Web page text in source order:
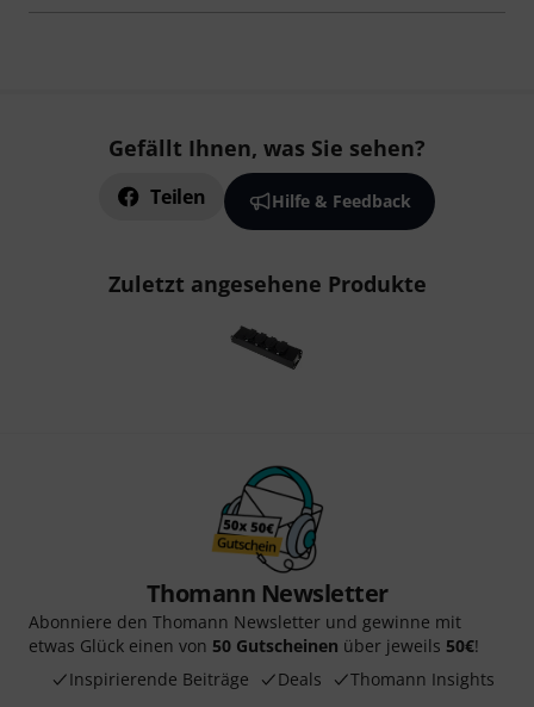
Gefällt Ihnen, was Sie sehen?
Teilen Hilfe & Feedback
Zuletzt angesehene Produkte
Thomann Newsletter
Abonniere den Thomann Newsletter und gewinne mit
etwas Glück einen von 50 Gutscheinen über jeweils 50€!
Inspirierende Beiträge
Deals Thomann Insights